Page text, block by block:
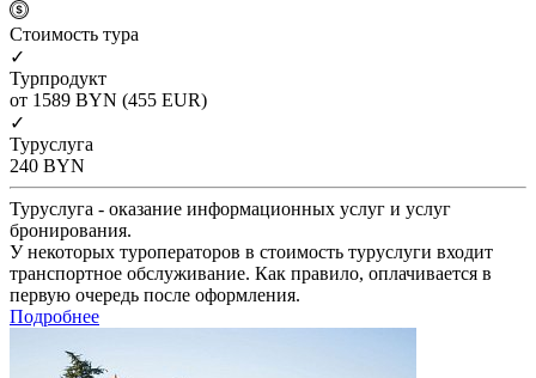
Cтоимость тура
✓
Турпродукт
от 1589 BYN (455 EUR)
✓
Туруслуга
240 BYN
Туруслуга - оказание информационных услуг и услуг
бронирования.
У некоторых туроператоров в стоимость туруслуги входит
транспортное обслуживание. Как правило, оплачивается в
первую очередь после оформления.
Подробнее